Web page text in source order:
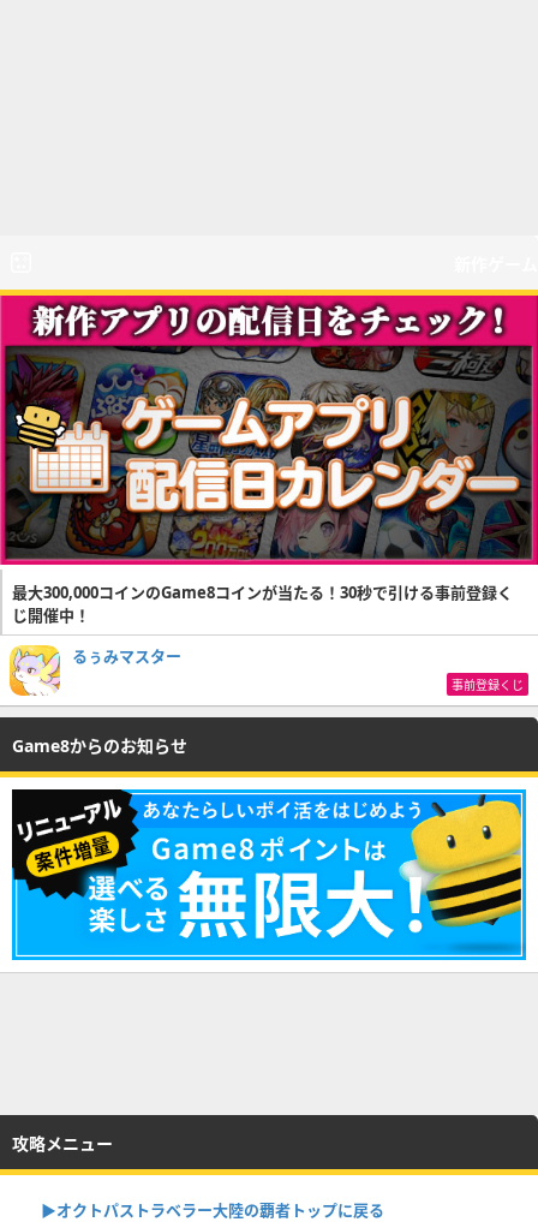
最大300,000コインのGame8コインが当たる！30秒で引ける事前登録く
じ開催中！
るぅみマスター
事前登録くじ
Game8からのお知らせ
攻略メニュー
▶オクトパストラベラー大陸の覇者トップに戻る